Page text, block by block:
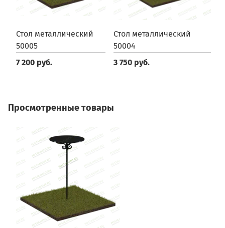
Стол металлический
50005
7 200 руб.
Стол металлический
50004
3 750 руб.
Просмотренные товары